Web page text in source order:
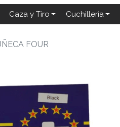
Caza y Tiro Cuchillería
FOUR